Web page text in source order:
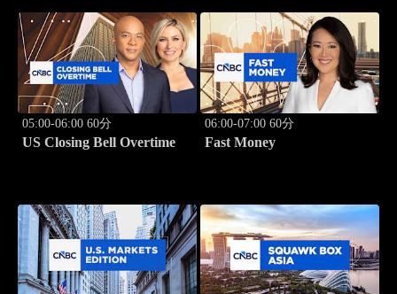
05:00-06:00 60分
US Closing Bell Overtime
06:00-07:00 60分
Fast Money